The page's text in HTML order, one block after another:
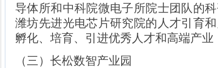
导体所和中科院微电子所院士团队的
潍坊先进光电芯片研究院的人才引育
孵化、培育、引进优秀人才和高端产
（三）长松数智产业园